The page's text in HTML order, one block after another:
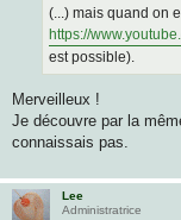
(...) mais quand on
https://
est possible).
Merveilleux !
Je découvre par la
connaissais pas.
Lee
Administratrice